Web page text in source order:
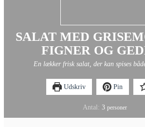
SALAT MED
FIGNER OG
En lækker frisk salat, der kan spises
Udskriv Pin
Antal: 3 personer